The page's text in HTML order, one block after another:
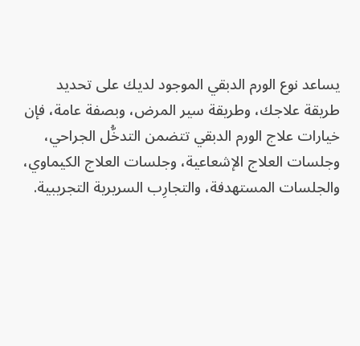
يساعد نوع الورم الدبقي الموجود لديك على تحديد
طريقة علاجك، وطريقة سير المرض، وبصفة عامة، فإن
خيارات علاج الورم الدبقي تتضمن التدخُّل الجراحي،
وجلسات العلاج الإشعاعية، وجلسات العلاج الكيماوي،
والجلسات المستهدفة، والتجارِب السريرية التجريبية.